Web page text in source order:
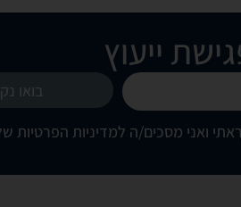
ייעוץ
ואני מסכים/ה למדיניות הפרטיות
בואו